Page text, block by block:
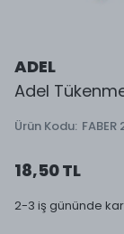
ADEL
Adel
Ürün Kodu:
18,50 TL
2-3 iş gününde